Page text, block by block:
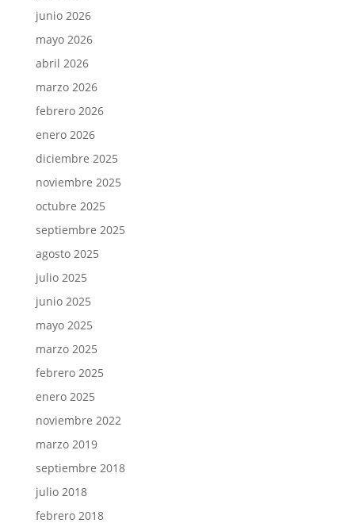
junio 2026
mayo 2026
abril 2026
marzo 2026
febrero 2026
enero 2026
diciembre 2025
noviembre 2025
octubre 2025
septiembre 2025
agosto 2025
julio 2025
junio 2025
mayo 2025
marzo 2025
febrero 2025
enero 2025
noviembre 2022
marzo 2019
septiembre 2018
julio 2018
febrero 2018